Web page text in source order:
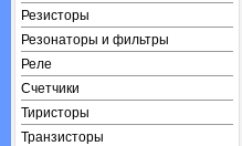
Резисторы
Резонаторы и фильтры
Реле
Счетчики
Тиристоры
Транзисторы